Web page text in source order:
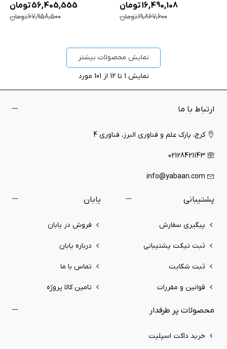
16,490,108 تومان
19,867,600 تومان
56,405,555 تومان
67,958,500 تومان
نمایش محصولات بیشتر
نمایش 1 تا 12 از 101 مورد
ارتباط با ما
کرج، پارک علم و فناوری البرز، فناوری 4
02128421143
info@yabaan.com
پشتیبانی
پیگیری سفارش
ثبت تیکت پشتیبانی
ثبت شکایت
قوانین و مقررات
یابان
فروش در یابان
درباره یابان
تماس با ما
تامین کالا پروژه
محصولات پر طرفدار
خرید داکت اسپلیت